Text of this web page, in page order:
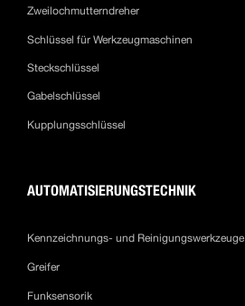
Zweilochmutterndreher
Schlüssel für Werkzeugmaschinen
Steckschlüssel
Gabelschlüssel
Kupplungsschlüssel
AUTOMATISIERUNGSTECHNIK
Kennzeichnungs- und Reinigungswerkzeuge
Greifer
Funksensorik